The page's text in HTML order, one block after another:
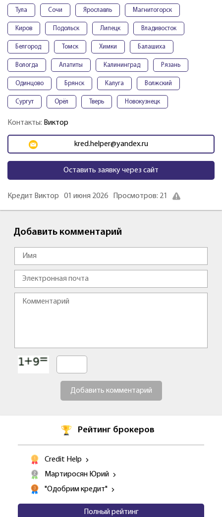
Тула Сочи Ярославль Магнитогорск
Киров Подольск Липецк Владивосток
Белгород Томск Химки Балашиха
Вологда Апатиты Калининград Рязань
Одинцово Брянск Калуга Волжский
Сургут Орёл Тверь Новокузнецк
Контакты: Виктор
kred.helper@yandex.ru
Оставить заявку через сайт
Кредит Виктор 01 июня 2026 Просмотров: 21
Добавить комментарий
Добавить комментарий
Рейтинг брокеров
Credit Help
Мартиросян Юрий
"Одобрим кредит"
Полный рейтинг